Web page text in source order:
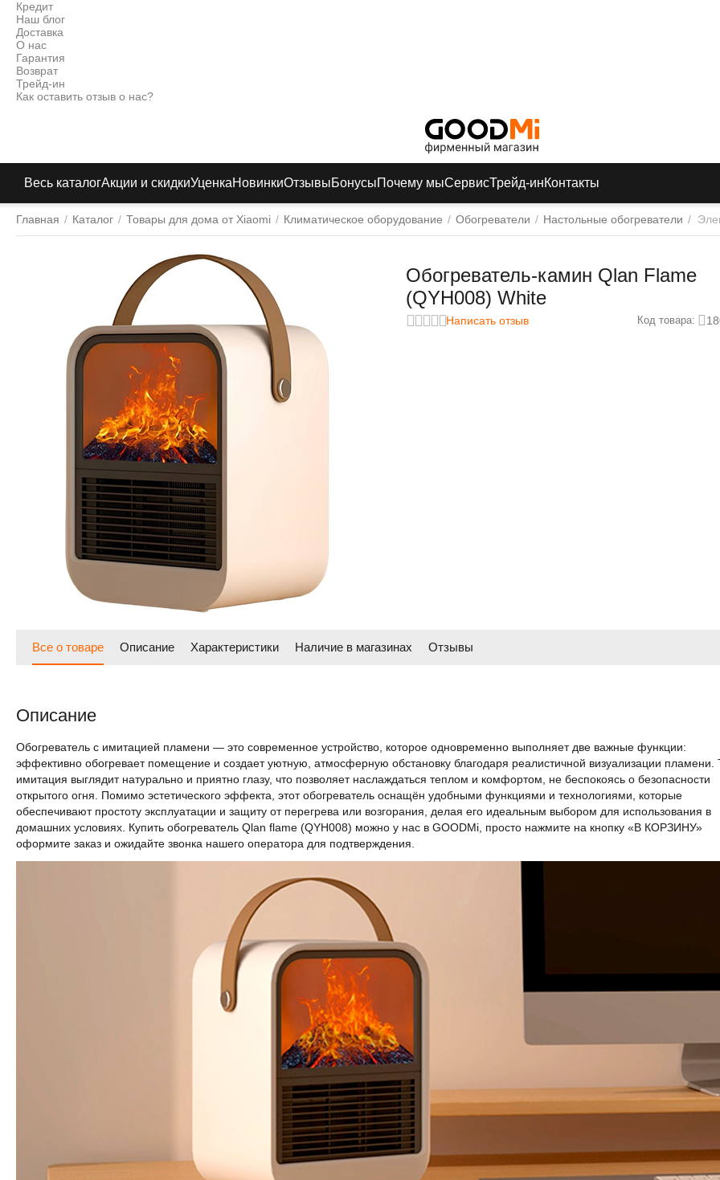
Кредит
Наш блог
Доставка
О нас
Гарантия
Возврат
Трейд-ин
Как оставить отзыв о нас?
Весь каталогАкции и скидкиУценкаНовинкиОтзывыБонусыПочему мыСервисТрейд-инКонтакты
Главная / Каталог / Товары для дома от Xiaomi / Климатическое оборудование / Обогреватели / Настольные обогреватели /
Обогреватель-камин Qlan Flame
(QYH008) White
Написать отзыв Код товара:
Все о товаре Описание Характеристики Наличие в магазинах Отзывы
Описание
Обогреватель с имитацией пламени — это современное устройство, которое одновременно выполняет две важные функции:
эффективно обогревает помещение и создает уютную, атмосферную обстановку благодаря реалистичной визуализации пламени.
имитация выглядит натурально и приятно глазу, что позволяет наслаждаться теплом и комфортом, не беспокоясь о безопасности
открытого огня. Помимо эстетического эффекта, этот обогреватель оснащён удобными функциями и технологиями, которые
обеспечивают простоту эксплуатации и защиту от перегрева или возгорания, делая его идеальным выбором для использования в
домашних условиях. Купить обогреватель Qlan flame (QYH008) можно у нас в GOODMi, просто нажмите на кнопку «В КОРЗИНУ»
оформите заказ и ожидайте звонка нашего оператора для подтверждения.